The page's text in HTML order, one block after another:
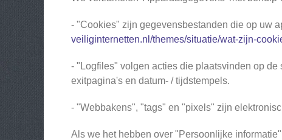
- "Cookies" zijn gegevensbestanden die op uw
veiliginternetten.nl/themes/situatie/wat-zijn-
- "Logfiles" volgen acties die plaatsvinden op
exitpagina's en datum- / tijdstempels.
- "Webbakens", "tags" en "pixels" zijn
Als we het hebben over "Persoonlijke